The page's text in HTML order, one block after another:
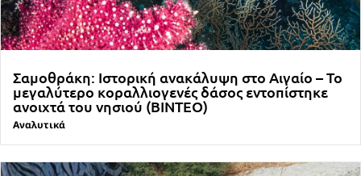
Σαμοθράκη: Ιστορική ανακάλυψη στο Αιγαίο – Το
μεγαλύτερο κοραλλιογενές δάσος εντοπίστηκε
ανοιχτά του νησιού (ΒΙΝΤΕΟ)
Αναλυτικά